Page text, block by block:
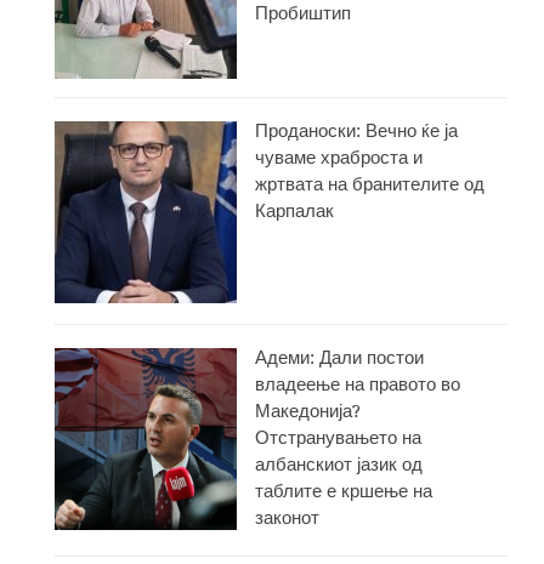
Пробиштип
Проданоски: Вечно ќе ја
чуваме храброста и
жртвата на бранителите од
Карпалак
Адеми: Дали постои
владеење на правото во
Македонија?
Отстранувањето на
албанскиот јазик од
таблите е кршење на
законот